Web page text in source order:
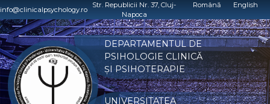
Skip
to
content
info@clinicalpsychology.ro
Str. Republicii Nr. 37, Cluj-
Napoca
Română English
DEPARTAMENTUL DE
PSIHOLOGIE CLINICĂ
ȘI PSIHOTERAPIE
UNIVERSITATEA